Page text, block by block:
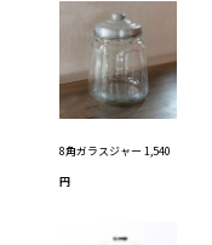
8角ガラスジャー 1,540
円